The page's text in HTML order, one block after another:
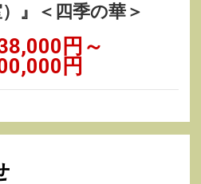
』＜四季の華＞
円～
円